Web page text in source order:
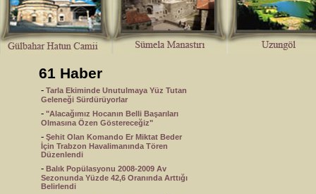
61 Haber
- Tarla Ekiminde Unutulmaya Yüz Tutan
Geleneği Sürdürüyorlar
- "Alacağımız Hocanın Belli Başarıları
Olmasına Özen Göstereceğiz"
- Şehit Olan Komando Er Miktat Beder
İçin Trabzon Havalimanında Tören
Düzenlendi
- Balık Popülasyonu 2008-2009 Av
Sezonunda Yüzde 42,6 Oranında Arttığı
Belirlendi